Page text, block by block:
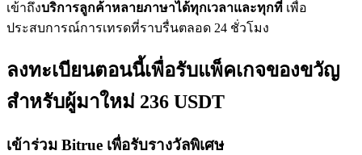
เข้าถึงบริการลูกค้าหลายภาษาได้ทุกเวลาและทุกที่ เพื่อ
ประสบการณ์การเทรดที่ราบรื่นตลอด 24 ชั่วโมง
ลงทะเบียนตอนนี้เพื่อรับแพ็คเกจของขวัญ
สำหรับผู้มาใหม่ 236 USDT
เข้าร่วม Bitrue เพื่อรับรางวัลพิเศษ